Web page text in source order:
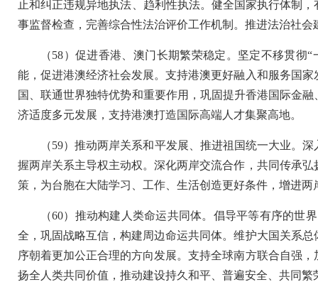
止和纠正违规异地执法、趋利性执法。健全国家执行体制
事监督检查，完善综合性法治评价工作机制。推进法治社
（58）促进香港、澳门长期繁荣稳定。坚定不移贯彻
能，促进港澳经济社会发展。支持港澳更好融入和服务国
国、联通世界独特优势和重要作用，巩固提升香港国际金
济适度多元发展，支持港澳打造国际高端人才集聚高地。
（59）推动两岸关系和平发展、推进祖国统一大业。
握两岸关系主导权主动权。深化两岸交流合作，共同传承
策，为台胞在大陆学习、工作、生活创造更好条件，增进两
（60）推动构建人类命运共同体。倡导平等有序的
全，巩固战略互信，构建周边命运共同体。维护大国关系
序朝着更加公正合理的方向发展。支持全球南方联合自强
扬全人类共同价值，推动建设持久和平、普遍安全、共同